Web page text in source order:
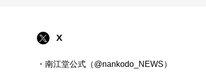
X
・南江堂公式（@nankodo_NEWS）